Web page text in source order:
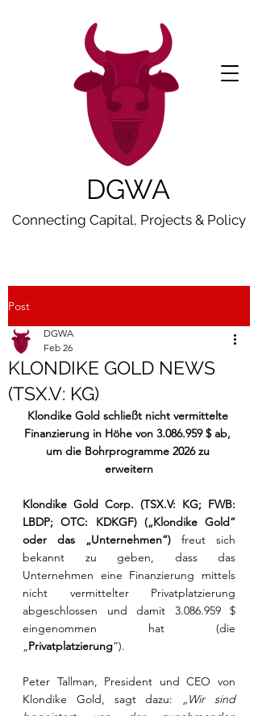
DGWA
Connecting Capital, Projects & Policy
Post
KLONDIKE GOLD NEWS
(TSX.V: KG)
DGWA
Feb 26
Klondike Gold schließt nicht vermittelte
Finanzierung in Höhe von 3.086.959 $ ab,
um die Bohrprogramme 2026 zu
erweitern
Klondike Gold Corp. (TSX.V: KG; FWB:
LBDP; OTC: KDKGF) („Klondike Gold“
oder das „Unternehmen“) freut sich
bekannt zu geben, dass das
Unternehmen eine Finanzierung mittels
nicht vermittelter Privatplatzierung
abgeschlossen und damit 3.086.959 $
eingenommen hat (die
„Privatplatzierung“).
Peter Tallman, President und CEO von
Klondike Gold, sagt dazu: „Wir sind